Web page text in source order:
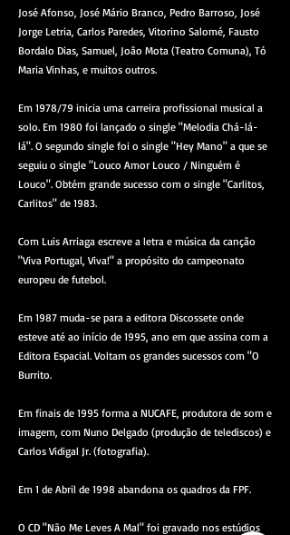
José Afonso, José Mário Branco, Pedro Barroso, José
Jorge Letria, Carlos Paredes, Vitorino Salomé, Fausto
Bordalo Dias, Samuel, João Mota (Teatro Comuna), Tó
Maria Vinhas, e muitos outros.
Em 1978/79 inicia uma carreira profissional musical a
solo. Em 1980 foi lançado o single "Melodia Chá-lá-
lá". O segundo single foi o single "Hey Mano" a que se
seguiu o single "Louco Amor Louco / Ninguém é
Louco". Obtém grande sucesso com o single "Carlitos,
Carlitos" de 1983.
Com Luis Arriaga escreve a letra e música da canção
"Viva Portugal, Viva!" a propósito do campeonato
europeu de futebol.
Em 1987 muda-se para a editora Discossete onde
esteve até ao início de 1995, ano em que assina com a
Editora Espacial. Voltam os grandes sucessos com "O
Burrito.
Em finais de 1995 forma a NUCAFE, produtora de som e
imagem, com Nuno Delgado (produção de telediscos) e
Carlos Vidigal Jr. (fotografia).
Em 1 de Abril de 1998 abandona os quadros da FPF.
O CD "Não Me Leves A Mal" foi gravado nos estúdios